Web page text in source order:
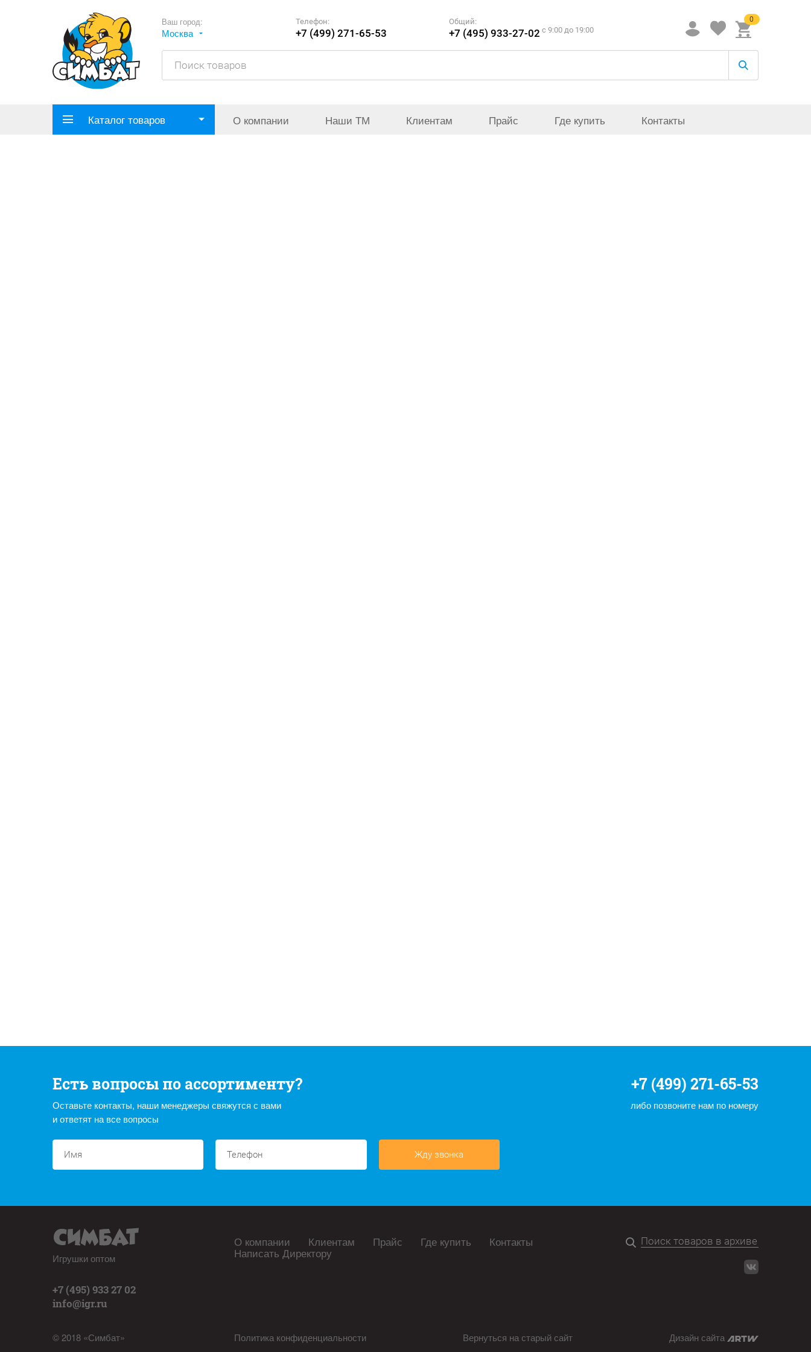
Ваш город:
Москва
Телефон:
+7 (499) 271-65-53
Общий:
+7 (495) 933-27-02 c 9:00 до 19:00
0
Каталог товаров О компании Наши ТМ Клиентам Прайс Где купить Контакты
Есть вопросы по ассортименту?
Оставьте контакты, наши менеджеры свяжутся с вами
и ответят на все вопросы
+7 (499) 271-65-53
либо позвоните нам по номеру
Жду звонка
Игрушки оптом
+7 (495) 933 27 02
info@igr.ru
© 2018 «Симбат»
О компании Клиентам Прайс Где купить Контакты
Написать Директору
Политика конфиденциальности Вернуться на старый сайт Дизайн сайта